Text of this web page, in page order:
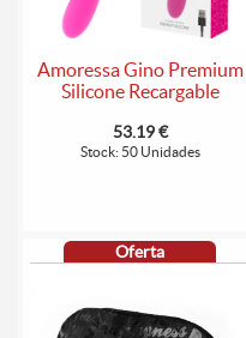
Amoressa Gino Premium
Silicone Recargable
53.19 €
Stock: 50 Unidades
Oferta